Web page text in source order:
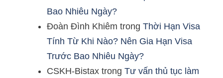
Bao Nhiêu Ngày?
Đoàn Đình Khiêm trong Thời Hạn Visa
Tính Từ Khi Nào? Nên Gia Hạn Visa
Trước Bao Nhiêu Ngày?
CSKH-Bistax trong Tư vấn thủ tục làm